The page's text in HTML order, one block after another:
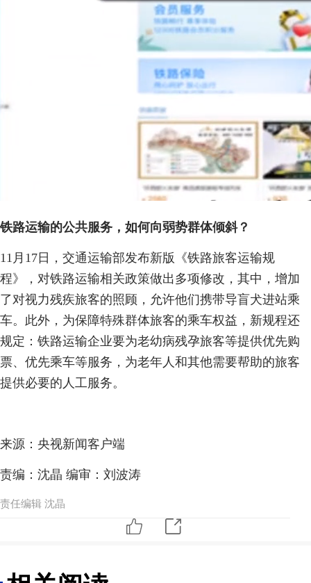
铁路运输的公共服务，如何向弱势群体倾斜？
11月17日，交通运输部发布新版《铁路旅客运输规
程》，对铁路运输相关政策做出多项修改，其中，增加
了对视力残疾旅客的照顾，允许他们携带导盲犬进站乘
车。此外，为保障特殊群体旅客的乘车权益，新规程还
规定：铁路运输企业要为老幼病残孕旅客等提供优先购
票、优先乘车等服务，为老年人和其他需要帮助的旅客
提供必要的人工服务。
来源：央视新闻客户端
责编：沈晶 编审：刘波涛
责任编辑 沈晶